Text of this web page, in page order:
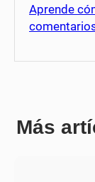
Aprende
Más